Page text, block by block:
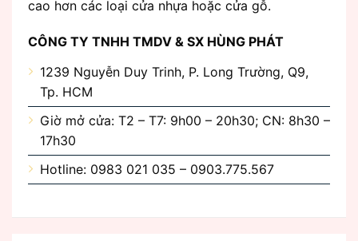
cao hơn các loại cửa nhựa hoặc cửa gỗ.
CÔNG TY TNHH TMDV & SX HÙNG PHÁT
1239 Nguyễn Duy Trinh, P. Long Trường, Q9,
Tp. HCM
Giờ mở cửa: T2 – T7: 9h00 – 20h30; CN: 8h30 –
17h30
Hotline: 0983 021 035 – 0903.775.567